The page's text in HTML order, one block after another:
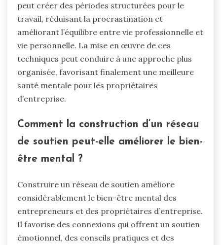
peut créer des périodes structurées pour le
travail, réduisant la procrastination et
améliorant l’équilibre entre vie professionnelle et
vie personnelle. La mise en œuvre de ces
techniques peut conduire à une approche plus
organisée, favorisant finalement une meilleure
santé mentale pour les propriétaires
d’entreprise.
Comment la construction d’un réseau
de soutien peut-elle améliorer le bien-
être mental ?
Construire un réseau de soutien améliore
considérablement le bien-être mental des
entrepreneurs et des propriétaires d’entreprise.
Il favorise des connexions qui offrent un soutien
émotionnel, des conseils pratiques et des